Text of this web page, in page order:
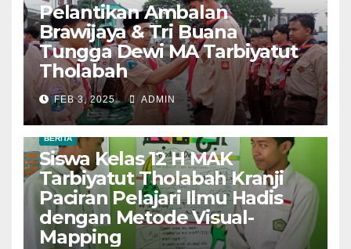
Pelantikan Ambalan
Brawijaya & Tri Buana
Tungga Dewi MA Tarbiyatut
Tholabah
FEB 3, 2025 ADMIN
BERITA
Siswa Kelas 12 H MAK
Tarbiyatut Tholabah Kranji
Paciran Pelajari Ilmu Hadis
dengan Metode Visual-
Mapping